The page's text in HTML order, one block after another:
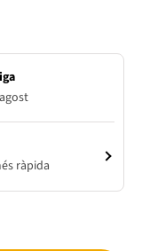
ràpida